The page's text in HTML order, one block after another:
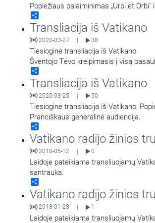
Popiežiaus palaiminimas „Urbi et Orbi"
Transliacija iš Vatikano
2020-03-27 38
Tiesioginė transliacija iš Vatikano.
Šventojo Tėvo kreipimasis į visą
būdu tikintiesiems teikiamas
Orbi („Miestui ir pasauliui“).
Transliacija iš Vatikano
2020-03-25 | 50
Tiesioginė transliacija iš Vatikano,
Pranciškaus generalinė audiencija.
Vatikano radijo žinios
2018-05-12 | 0
Laidoje pateikiama transliuojamų
santrauka.
Vatikano radijo žinios
2018-01-28 1
Laidoje pateikiama transliuojamų